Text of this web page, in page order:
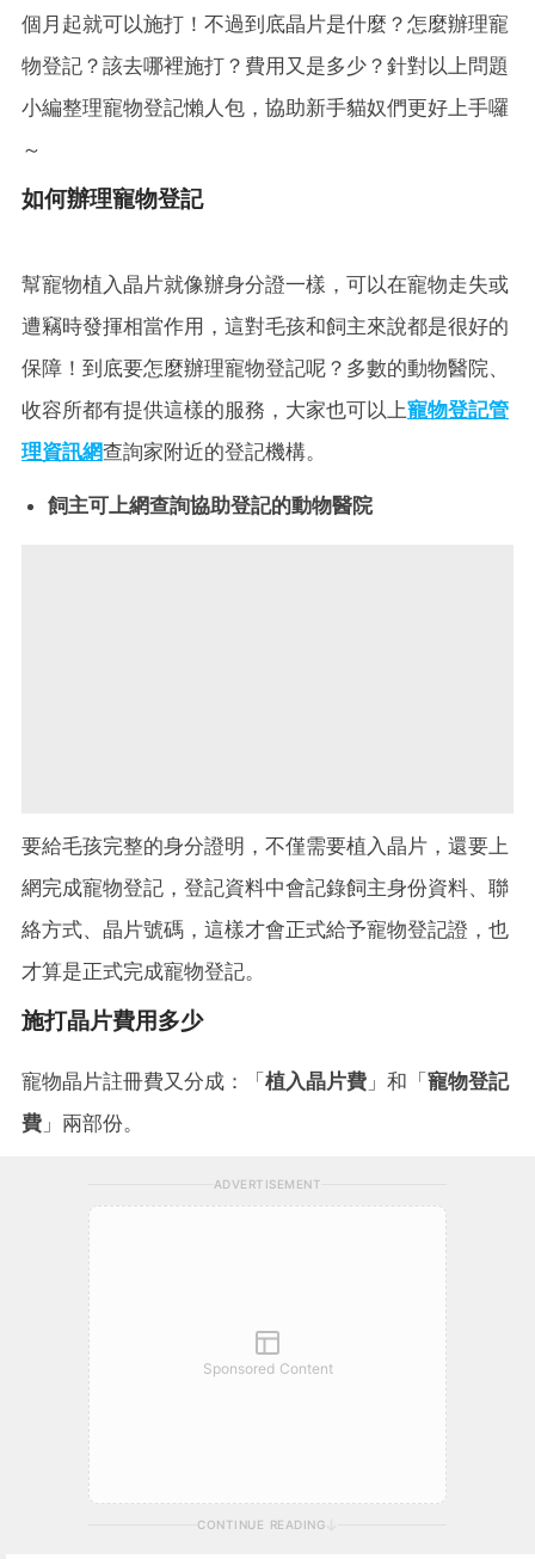
個月起就可以施打！不過到底晶片是什麼？怎麼辦理寵
物登記？該去哪裡施打？費用又是多少？針對以上問題
小編整理寵物登記懶人包，協助新手貓奴們更好上手囉
～
如何辦理寵物登記
幫寵物植入晶片就像辦身分證一樣，可以在寵物走失或
遭竊時發揮相當作用，這對毛孩和飼主來說都是很好的
保障！到底要怎麼辦理寵物登記呢？多數的動物醫院、
收容所都有提供這樣的服務，大家也可以上寵物登記管
理資訊網查詢家附近的登記機構。
飼主可上網查詢協助登記的動物醫院
要給毛孩完整的身分證明，不僅需要植入晶片，還要上
網完成寵物登記，登記資料中會記錄飼主身份資料、聯
絡方式、晶片號碼，這樣才會正式給予寵物登記證，也
才算是正式完成寵物登記。
施打晶片費用多少
寵物晶片註冊費又分成：「植入晶片費 」和「寵物登記
費 」兩部份。
ADVERTISEMENT
Sponsored Content
CONTINUE READING